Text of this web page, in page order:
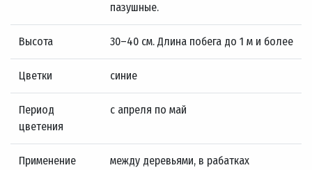
пазушные.
Высота 30–40 см. Длина побега до 1 м и более
Цветки синие
Период
цветения
с апреля по май
Применение
между деревьями, в рабатках